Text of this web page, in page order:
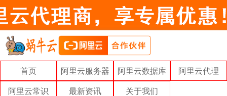
首页 阿里云服务器 阿里云数据库 阿里云代理
阿里云常识 最新资讯 关于我们